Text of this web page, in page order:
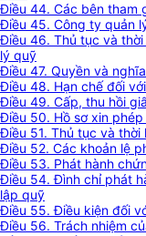
Điều 44. Các bên tham
Điều 45. Công ty quản
Điều 46. Thủ tục và
lý quỹ
Điều 47. Quyền và
Điều 48. Hạn chế đối
Điều 49. Cấp, thu hồi
Điều 50. Hồ sơ xin
Điều 51. Thủ tục và
Điều 52. Các khoản lệ
Điều 53. Phát hành
Điều 54. Đình chỉ phát
lập quỹ
Điều 55. Điều kiện đối
Điều 56. Trách nhiệm